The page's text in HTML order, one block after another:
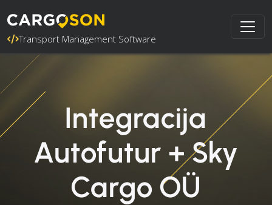
Transport Management Software
Integracija
Autofutur + Sky
Cargo OÜ